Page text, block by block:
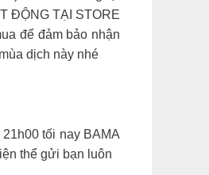
ĐỘNG TẠI STORE
để đảm bảo nhận
dịch này nhé
tối nay BAMA
thể gửi bạn luôn